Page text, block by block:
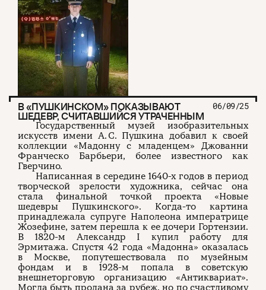
В «ПУШКИНСКОМ» ПОКАЗЫВАЮТ
ШЕДЕВР, СЧИТАВШИЙСЯ УТРАЧЕННЫМ
06/09/25
Государственный музей изобразительных
искусств имени А. С. Пушкина добавил к своей
коллекции «Мадонну с младенцем» Джованни
Франческо Барбьери, более известного как
Гверчино.
Написанная в середине 1640-х годов в период
творческой зрелости художника, сейчас она
стала финальной точкой проекта «Новые
шедевры Пушкинского». Когда-то картина
принадлежала супруге Наполеона императрице
Жозефине, затем перешла к ее дочери Гортензии.
В 1820-м Александр I купил работу для
Эрмитажа. Спустя 42 года «Мадонна» оказалась
в Москве, попутешествовала по музейным
фондам и в 1928-м попала в советскую
внешнеторговую организацию «Антиквариат».